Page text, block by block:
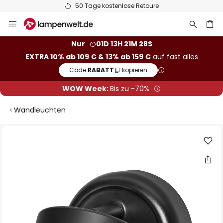
50 Tage kostenlose Retoure
Inhalt
Nur
01D 13H 21M 27S
EXTRA 10% ab 109 € & 13% ab 159 €auf fast alles
Code:RABATT kopieren
WOW Week:Bis zu -70%
Wandleuchten